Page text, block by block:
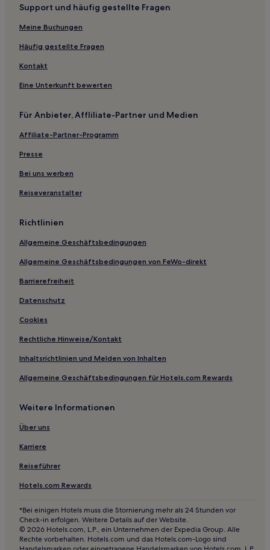
Support und häufig gestellte Fragen
Meine Buchungen
Häufig gestellte Fragen
Kontakt
Eine Unterkunft bewerten
Für Anbieter, Affliliate-Partner und Medien
Affiliate-Partner-Programm
Presse
Bei uns werben
Reiseveranstalter
Richtlinien
Allgemeine Geschäftsbedingungen
Allgemeine Geschäftsbedingungen von FeWo-direkt
Barrierefreiheit
Datenschutz
Cookies
Rechtliche Hinweise/Kontakt
Inhaltsrichtlinien und Melden von Inhalten
Allgemeine Geschäftsbedingungen für Hotels.com Rewards
Weitere Informationen
Über uns
Karriere
Reiseführer
Hotels.com Rewards
*Bei einigen Hotels muss die Stornierung mehr als 24 Stunden vor
Check-in erfolgen. Weitere Details auf der Website.
© 2026 Hotels.com, L.P., ein Unternehmen der Expedia Group. Alle
Rechte vorbehalten. Hotels.com und das Hotels.com-Logo sind